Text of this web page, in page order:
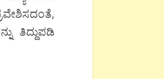
ತಿದ್ದುಪಡಿ